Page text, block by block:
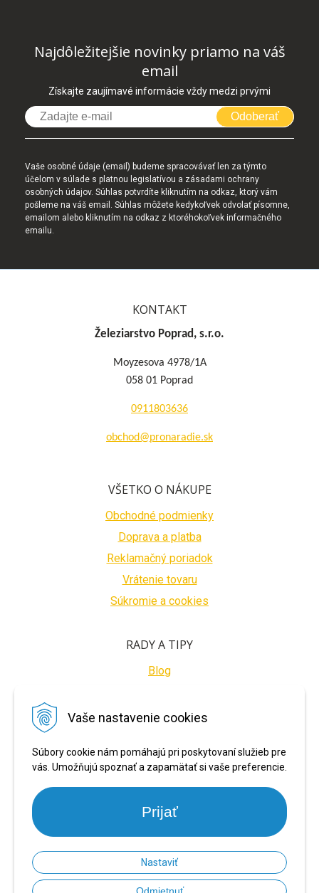
Vaše nastavenie cookies
Súbory cookie nám pomáhajú pri poskytovaní služieb pre
vás. Umožňujú spoznať a zapamätať si vaše preferencie.
Prijať
Nastaviť
Najdôležitejšie novinky priamo na váš
email
Získajte zaujímavé informácie vždy medzi prvými
Odoberať
Vaše osobné údaje (email) budeme spracovávať len za týmto
účelom v súlade s platnou legislatívou a zásadami ochrany
osobných údajov. Súhlas potvrdíte kliknutím na odkaz, ktorý vám
pošleme na váš email. Súhlas môžete kedykoľvek odvolať písomne,
emailom alebo kliknutím na odkaz z ktoréhokoľvek informačného
emailu.
KONTAKT
Železiarstvo Poprad, s.r.o.
Moyzesova 4978/1A
058 01 Poprad
0911803636
obchod@pronaradie.sk
VŠETKO O NÁKUPE
Obchodné podmienky
Doprava a platba
Reklamačný poriadok
Vrátenie tovaru
Súkromie a cookies
RADY A TIPY
Blog
BEZPEČNÉ PLATBY
© 2026 PRONARADIE.SK • NextShop&e-shop Pohoda Connector NextCom